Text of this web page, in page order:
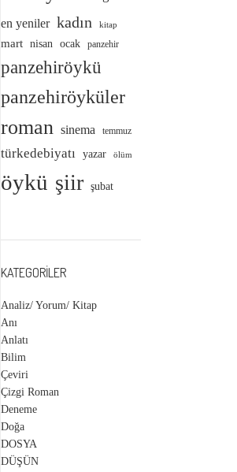
en yeniler kadın kitap
mart nisan ocak panzehir
panzehiröykü
panzehiröyküler
roman sinema temmuz
türkedebiyatı yazar ölüm
öykü şiir şubat
KATEGORILER
Analiz/ Yorum/ Kitap
Anı
Anlatı
Bilim
Çeviri
Çizgi Roman
Deneme
Doğa
DOSYA
DÜŞÜN